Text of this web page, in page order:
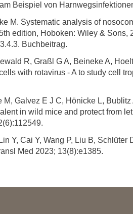
Beispiel von
M. Systematic analysis of
edition, Hoboken: Wiley & Sons,
Buchbeitrag.
R, Graßl G A, Beineke A,
with rotavirus - A to study cell
Galvez E J C, Hönicke L,
in wild mice and protect from
Y, Cai Y, Wang P, Liu B,
Med 2023; 13(8):e1385.